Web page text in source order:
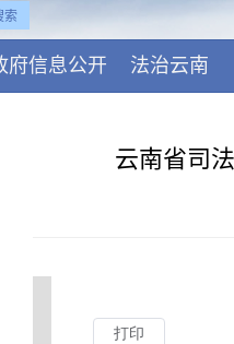
府信息公开 法治云南
云南省司